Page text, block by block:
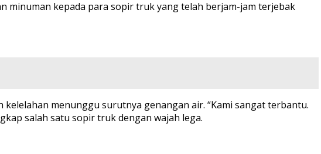
minuman kepada para sopir truk yang telah berjam-jam terjebak
menunggu surutnya genangan air. “Kami sangat terbantu.
salah satu sopir truk dengan wajah lega.